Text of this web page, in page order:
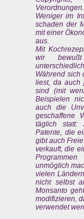
Weniger im
schaden der
mit einer
aus.
Mit
wir
Während sich
liest, da auch
sind (mit
Beispielen
auch die
geschaffene
täglich statt:
Patente, die
gibt auch
verkauft, die
unmöglich
vielen
nicht selbst
Monsanto
modifizieren,
verwendet